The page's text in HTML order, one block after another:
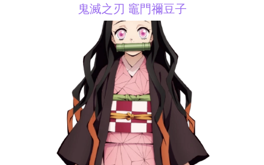
鬼滅之刃 竈門禰豆子